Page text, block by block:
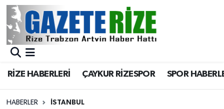
RİZE HABERLERİ ÇAYKUR RİZESPOR SPOR
HABERLER İSTANBUL
BÖLGEMİZ
Asayiş
Merkez Nöbetçi Eczaneler
Merkez Trafik Yoğunluk Haritası